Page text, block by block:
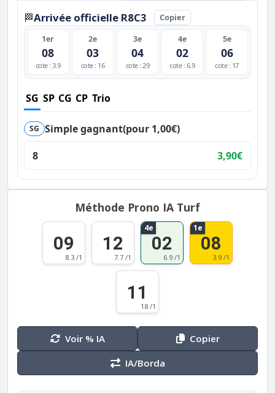
🏁Arrivée officielle R8C3 Copier
1er
08
cote : 3.9
2e
03
cote : 16
3e
04
cote : 29
4e
02
cote : 6.9
5e
06
cote : 17
SG SP CG CP Trio
SG Simple gagnant(pour 1,00€)
8
3,90€
Méthode Prono IA Turf
09
8.3 /1
12
7.7 /1
4e
02
6.9 /1
1e
08
3.9 /1
11
18 /1
Voir % IA
Copier
IA/Borda